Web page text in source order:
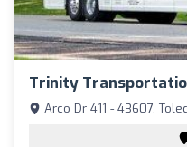
Trinity
Arco Dr 411 - 43607,